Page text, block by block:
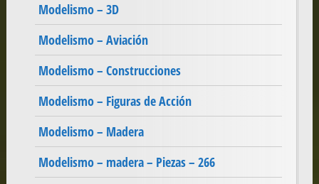
Modelismo – 3D
Modelismo – Aviación
Modelismo – Construcciones
Modelismo – Figuras de Acción
Modelismo – Madera
Modelismo – madera – Piezas – 266